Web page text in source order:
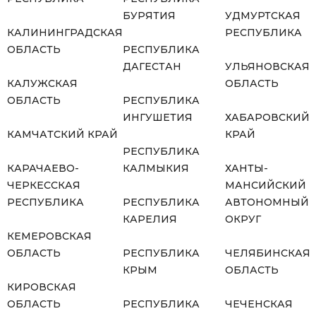
КАЛИНИНГРАДСКАЯ
ОБЛАСТЬ
КАЛУЖСКАЯ
ОБЛАСТЬ
КАМЧАТСКИЙ КРАЙ
КАРАЧАЕВО-
ЧЕРКЕССКАЯ
РЕСПУБЛИКА
КЕМЕРОВСКАЯ
ОБЛАСТЬ
КИРОВСКАЯ
ОБЛАСТЬ
БУРЯТИЯ
РЕСПУБЛИКА
ДАГЕСТАН
РЕСПУБЛИКА
ИНГУШЕТИЯ
РЕСПУБЛИКА
КАЛМЫКИЯ
РЕСПУБЛИКА
КАРЕЛИЯ
РЕСПУБЛИКА
КРЫМ
РЕСПУБЛИКА
УДМУРТСКАЯ
РЕСПУБЛИКА
УЛЬЯНОВСКАЯ
ОБЛАСТЬ
ХАБАРОВСКИЙ
КРАЙ
ХАНТЫ-
МАНСИЙСКИЙ
АВТОНОМНЫЙ
ОКРУГ
ЧЕЛЯБИНСКАЯ
ОБЛАСТЬ
ЧЕЧЕНСКАЯ